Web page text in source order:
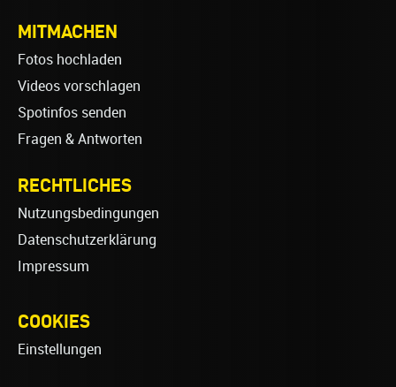
MITMACHEN
Fotos hochladen
Videos vorschlagen
Spotinfos senden
Fragen & Antworten
RECHTLICHES
Nutzungsbedingungen
Datenschutzerklärung
Impressum
COOKIES
Einstellungen